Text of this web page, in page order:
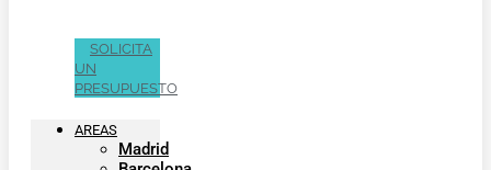
SOLICITA
UN
PRESUPUESTO
AREAS
Madrid